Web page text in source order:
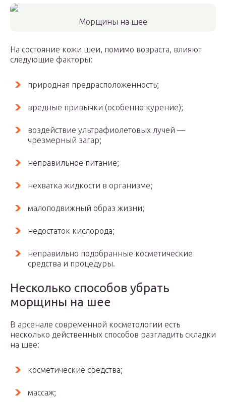
Морщины на шее
На состояние кожи шеи, помимо возраста, влияют
следующие факторы:
природная предрасположенность;
вредные привычки (особенно курение);
воздействие ультрафиолетовых лучей —
чрезмерный загар;
неправильное питание;
нехватка жидкости в организме;
малоподвижный образ жизни;
недостаток кислорода;
неправильно подобранные косметические
средства и процедуры.
Несколько способов убрать
морщины на шее
В арсенале современной косметологии есть
несколько действенных способов разгладить складки
на шее:
косметические средства;
массаж;